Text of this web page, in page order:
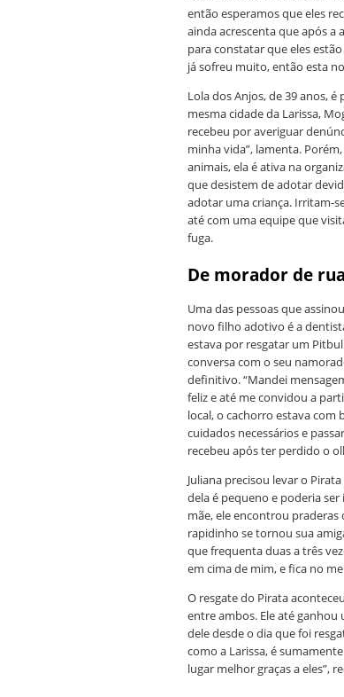
então esperamos que eles
ainda acrescenta que após
para constatar que eles
já sofreu muito, então esta
Lola dos Anjos, de 39 anos,
mesma cidade da Larissa,
recebeu por averiguar
minha vida”, lamenta.
animais, ela é ativa na
que desistem de adotar
adotar uma criança. Irritam-
até com uma equipe que
fuga.
De morador de
Uma das pessoas que
novo filho adotivo é a
estava por resgatar um
conversa com o seu
definitivo. “Mandei
feliz e até me convidou a
local, o cachorro estava
cuidados necessários e
recebeu após ter perdido o
Juliana precisou levar o
dela é pequeno e poderia
mãe, ele encontrou praderas
rapidinho se tornou sua
que frequenta duas a três
em cima de mim, e fica no
O resgate do Pirata
entre ambos. Ele até
dele desde o dia que foi
como a Larissa, é
lugar melhor graças a eles”,